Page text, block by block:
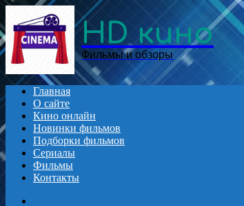
HD кино
Фильмы и обзоры
Главная
О сайте
Кино онлайн
Новинки фильмов
Подборки фильмов
Сериалы
Фильмы
Контакты